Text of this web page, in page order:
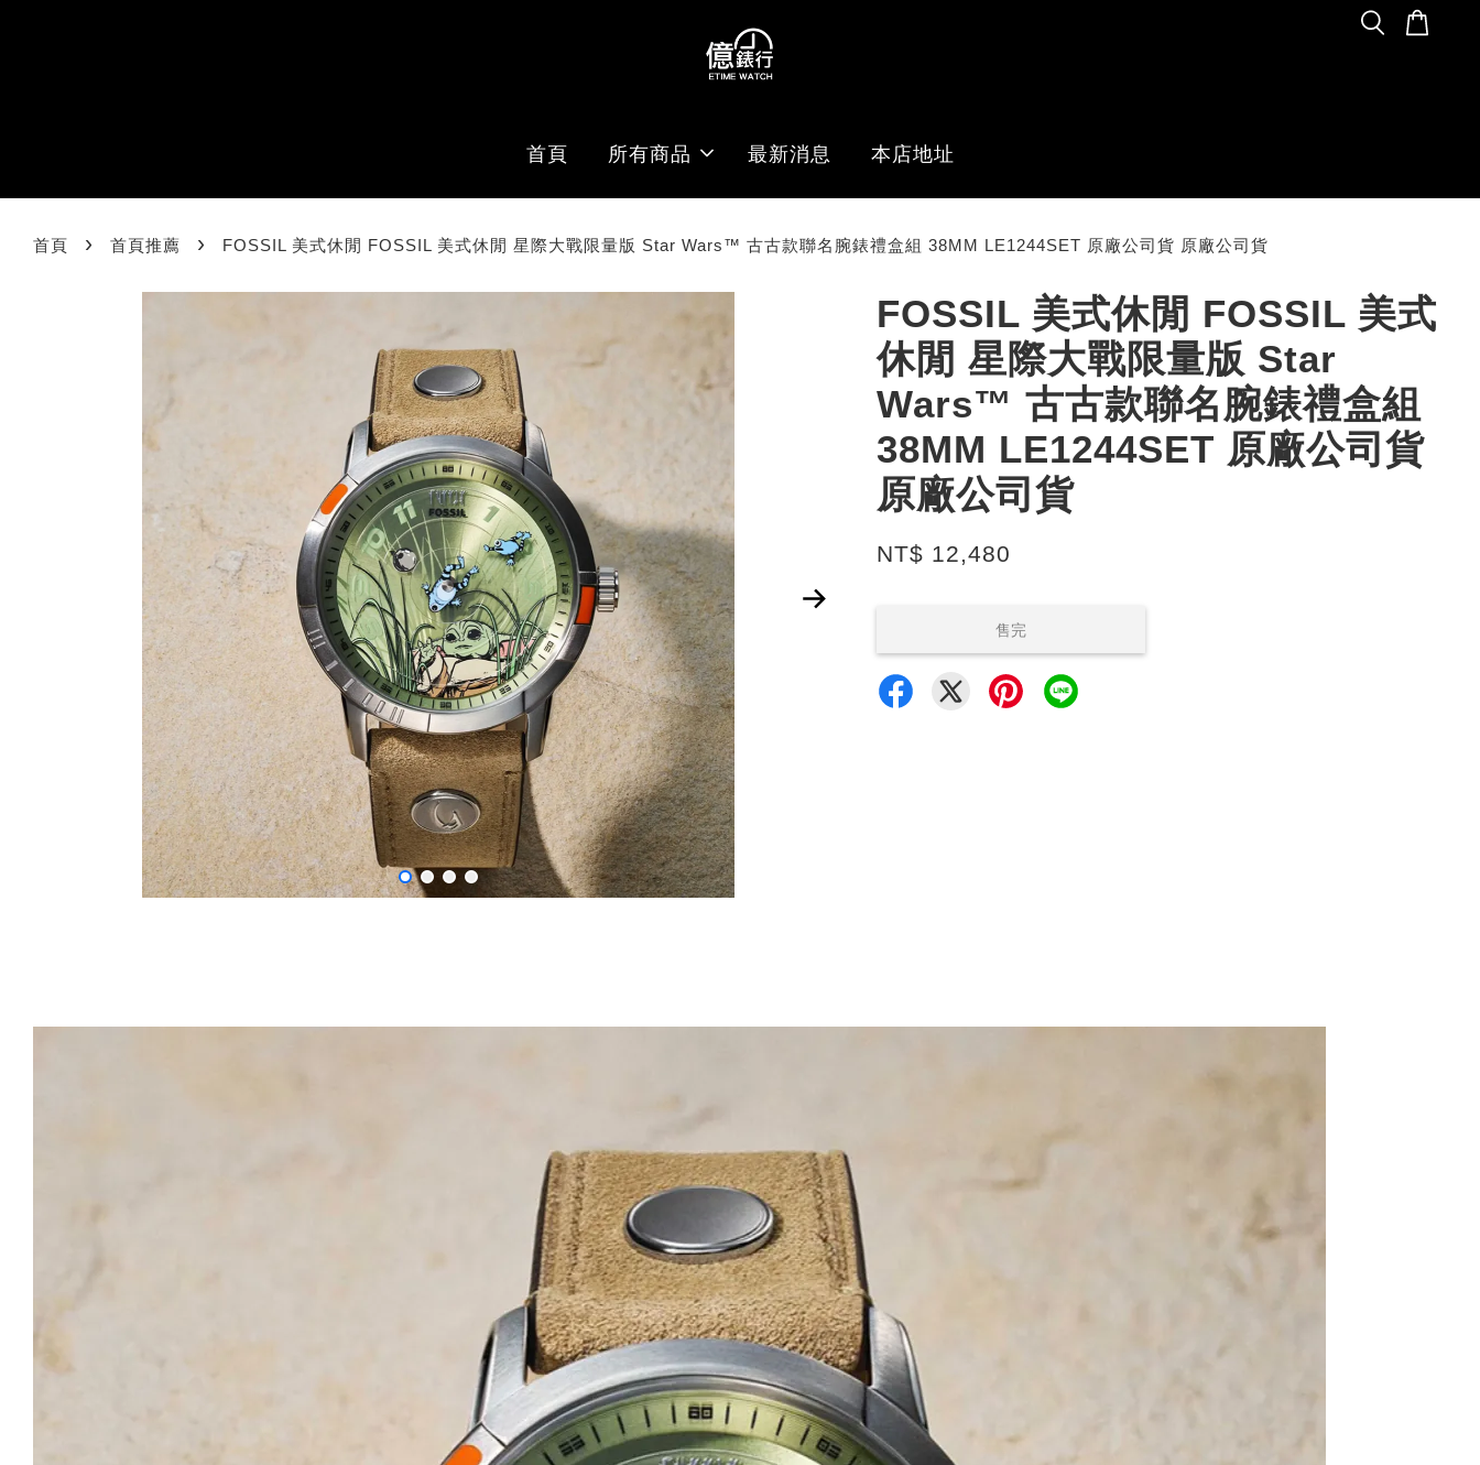
首頁 所有商品 最新消息 本店地址
首頁 › 首頁推薦 › FOSSIL 美式休閒 FOSSIL 美式休閒 星際大戰限量版 Star Wars™ 古古款聯名腕錶禮盒組 38MM LE1244SET 原廠公司貨 原廠公司貨
FOSSIL 美式休閒 FOSSIL 美式
休閒 星際大戰限量版 Star
Wars™ 古古款聯名腕錶禮盒組
38MM LE1244SET 原廠公司貨
原廠公司貨
NT$ 12,480
售完